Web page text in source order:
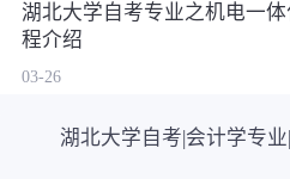
湖北大学自考专业之机电一体
程介绍
03-26
湖北大学自考|会计学专